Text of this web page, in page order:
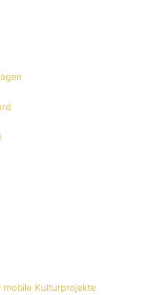
mobile Kulturprojekte